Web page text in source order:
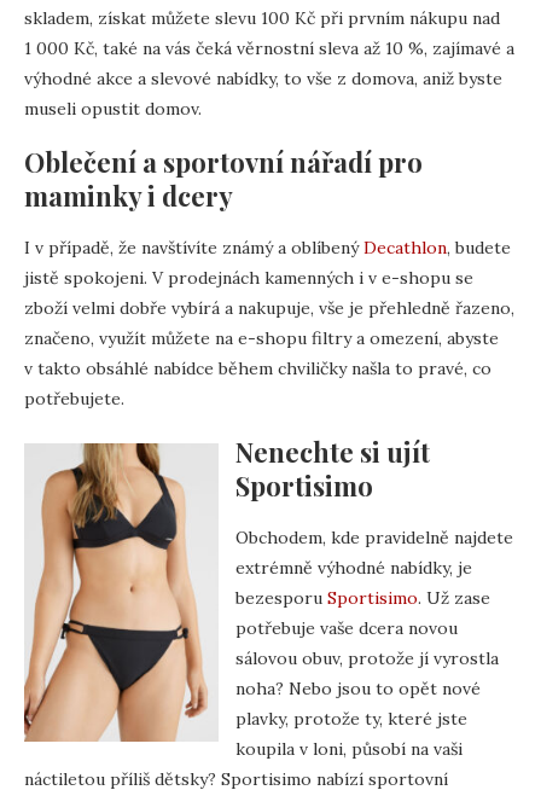
skladem, získat můžete slevu 100 Kč při prvním nákupu nad
1 000 Kč, také na vás čeká věrnostní sleva až 10 %, zajímavé a
výhodné akce a slevové nabídky, to vše z domova, aniž byste
museli opustit domov.
Oblečení a sportovní nářadí pro
maminky i dcery
I v případě, že navštívíte známý a oblíbenýDecathlon, budete
jistě spokojeni. V prodejnách kamenných i v e-shopu se
zboží velmi dobře vybírá a nakupuje, vše je přehledně řazeno,
značeno, využít můžete na e-shopu filtry a omezení, abyste
v takto obsáhlé nabídce během chviličky našla to pravé, co
potřebujete.
Nenechte si ujít
Sportisimo
Obchodem, kde pravidelně najdete
extrémně výhodné nabídky, je
bezesporu Sportisimo. Už zase
potřebuje vaše dcera novou
sálovou obuv, protože jí vyrostla
noha? Nebo jsou to opět nové
plavky, protože ty, které jste
koupila v loni, působí na vaši
náctiletou příliš dětsky? Sportisimo nabízí sportovní